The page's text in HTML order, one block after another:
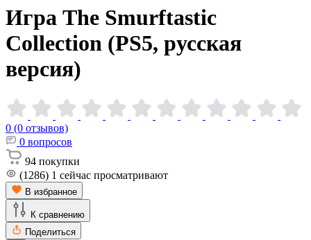
Игра The Smurftastic
Collection (PS5, русская
версия)
0 (0 отзывов)
0 вопросов
94 покупки
(1286) 1 сейчас просматривают
В избранное
К сравнению
Поделиться